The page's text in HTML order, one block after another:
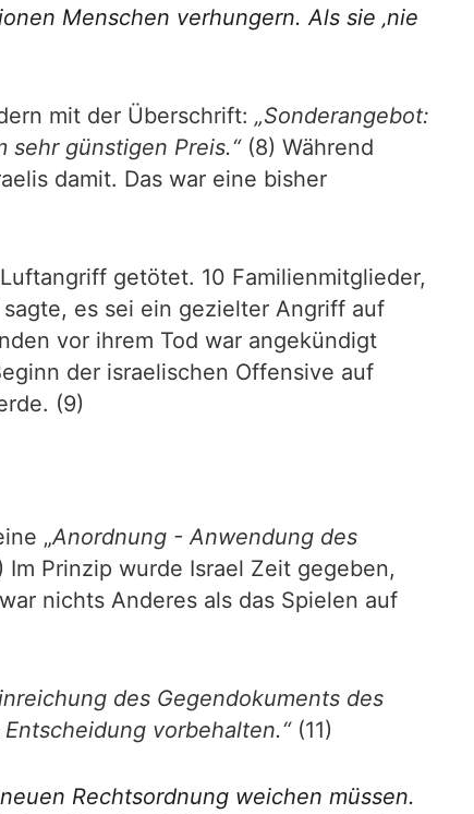
Menschen verhungern. Als sie ‚nie
mit der Überschrift: „Sonderangebot:
sehr günstigen Preis.“(8) Während
damit. Das war eine bisher
getötet. 10 Familienmitglieder,
es sei ein gezielter Angriff auf
vor ihrem Tod war angekündigt
der israelischen Offensive auf
(9)
„Anordnung - Anwendung des
Im Prinzip wurde Israel Zeit gegeben,
nichts Anderes als das Spielen auf
des Gegendokuments des
vorbehalten.“ (11)
Rechtsordnung weichen müssen.